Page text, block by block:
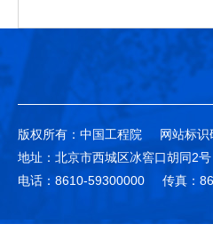
版权所有：中国工程院 网站标识
地址：北京市西城区冰窖口胡同2号
电话：8610-59300000
传真：